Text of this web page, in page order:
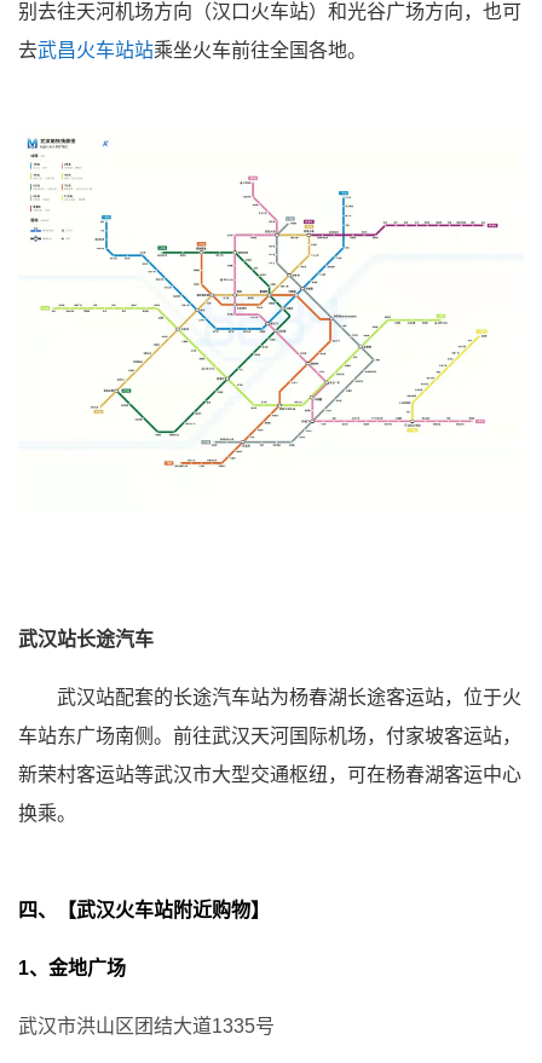
别去往天河机场方向（汉口火车站）和光谷广场方向，也可
去武昌火车站站乘坐火车前往全国各地。
武汉站长途汽车
武汉站配套的长途汽车站为杨春湖长途客运站，位于火
车站东广场南侧。前往武汉天河国际机场，付家坡客运站，
新荣村客运站等武汉市大型交通枢纽，可在杨春湖客运中心
换乘。
四、【武汉火车站附近购物】
1、金地广场
武汉市洪山区团结大道1335号